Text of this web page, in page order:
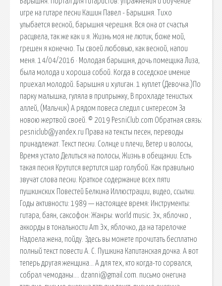
игре на гитаре песни Кашин Павел - Барышня. Тихо
улыбается весной, барышня черешня. Вся она от счастья
расцвела, так же как и я. Жизнь моя не лютик, боже мой,
грешен я конечно. Ты своей любовью, как весной, напои
меня. 14/04/2016 · Молодая барышня, дочь помещика Лиза,
была молода и хороша собой. Когда в соседское имение
приехал молодой. Барышня и хулиган. 1 куплет (Девочка.)По
парку малышка, гуляла в припрыжку, В прохладе тенистых
аллей, (Мальчик) А рядом повеса следил с интересом За
новою жертвой своей. © 2019 PesniClub.com Обратная связь:
pesniclub@yandex.ru Права на тексты песен, переводы
принадлежат. Текст песни. Солнце и плечи, Ветер и волосы,
Время устало Делиться на полосы, Жизнь в обещании. Есть
такая песня Крутится вертится шар голубой. Как правильно
звучат слова песни. Краткое содержание всех пяти
пушкинских Повестей Белкина Иллюстрации, видео, ссылки.
Годы активности: 1989 — настоящее время: Инструменты:
гитара, баян, саксофон: Жанры: world music. Эх, яблочко ,
аккорды в тональности Am Эх, яблочко, да на тарелочке
Надоела жена, пойду. Здесь вы можете прочитать бесплатно
полный текст повести А. С. Пушкина Капитанская дочка. А вот
теперь другая женщина… А для тех, кто когда-то сорвался,
собрал чемоданы…. dzanni@gmail.com. письмо онегина